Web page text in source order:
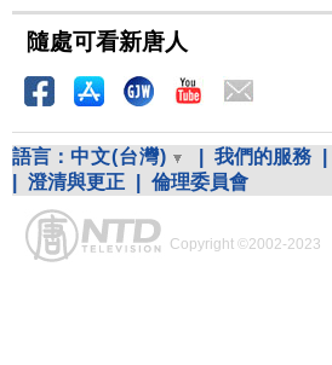
隨處可看新唐人
語言： 中文(台灣) 我們的服務
澄清與更正 倫理委員會
Copyright ©2002-2023